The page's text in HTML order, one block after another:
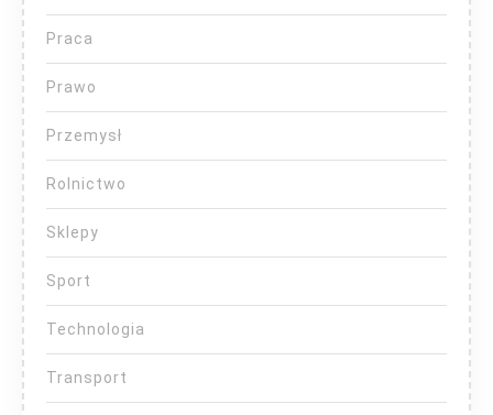
Praca
Prawo
Przemysł
Rolnictwo
Sklepy
Sport
Technologia
Transport